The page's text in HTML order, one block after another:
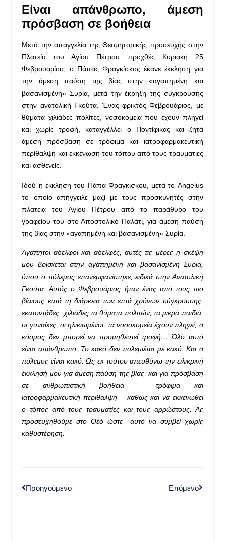
Είναι απάνθρωπο, άμεση
πρόσβαση σε βοήθεια
Μετά την απαγγελία της Θεομητορικής προσευχής στην
Πλατεία του Αγίου Πέτρου προχθές Κυριακή 25
Φεβρουαρίου, ο Πάπας Φραγκίσκος έκανε έκκληση για
την άμεση παύση της βίας στην «αγαπημένη και
βασανισμένη» Συρία, μετά την έκρηξη της σύγκρουσης
στην ανατολική Γκούτα. Ένας φρικτός Φεβρουάριος, με
θύματα χιλιάδες πολίτες, νοσοκομεία που έχουν πληγεί
και χωρίς τροφή, καταγγέλλει ο Ποντίφικας και ζητά
άμεση πρόσβαση σε τρόφιμα και ιατροφαρμακευτική
περίθαλψη και εκκένωση του τόπου από τους τραυματίες
και ασθενείς.
Ιδού η έκκληση του Πάπα Φραγκίσκου, μετά το Angelus
το οποίο απήγγειλε μαζί με τους προσκυνητές στην
πλατεία του Αγίου Πέτρου από το παράθυρο του
γραφείου του στο Αποστολικό Παλάτι, για άμεση παύση
της βίας στην «αγαπημένη και βασανισμένη» Συρία.
Αγαπητοί αδελφοί και αδελφές, αυτές τις μέρες η σκέψη
μου βρίσκεται στην αγαπημένη και βασανισμένη Συρία,
όπου ο πόλεμος επανεμφανίστηκε, ειδικά στην Ανατολική
Γκούτα. Αυτός ο Φεβρουάριος ήταν ένας από τους πιο
βίαιους κατά τη διάρκεια των επτά χρόνων σύγκρουσης:
εκατοντάδες, χιλιάδες τα θύματα πολιτών, τα μικρά παιδιά,
οι γυναίκες, οι ηλικιωμένοι, τα νοσοκομεία έχουν πληγεί, ο
κόσμος δεν μπορεί να προμηθευτεί τροφή… Όλο αυτό
είναι απάνθρωπο. Το κακό δεν πολεμιέται με κακό. Και ο
πόλεμος είναι κακό. Ως εκ τούτου απευθύνω την ειλικρινή
έκκλησή μου για άμεση παύση της βίας και για πρόσβαση
σε ανθρωπιστική βοήθεια – τρόφιμα και
ιατροφαρμακευτική περίθαλψη – καθώς και να εκκενωθεί
ο τόπος από τους τραυματίες και τους αρρώστους. Ας
προσευχηθούμε στο Θεό ώστε αυτό να συμβεί χωρίς
καθυστέρηση.
Προηγούμενο Επόμενο